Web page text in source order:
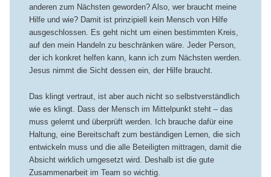
anderen zum Nächsten geworden? Also, wer braucht meine
Hilfe und wie? Damit ist prinzipiell kein Mensch von Hilfe
ausgeschlossen. Es geht nicht um einen bestimmten Kreis,
auf den mein Handeln zu beschränken wäre. Jeder Person,
der ich konkret helfen kann, kann ich zum Nächsten werden.
Jesus nimmt die Sicht dessen ein, der Hilfe braucht.
Das klingt vertraut, ist aber auch nicht so selbstverständlich
wie es klingt. Dass der Mensch im Mittelpunkt steht – das
muss gelernt und überprüft werden. Ich brauche dafür eine
Haltung, eine Bereitschaft zum beständigen Lernen, die sich
entwickeln muss und die alle Beteiligten mittragen, damit die
Absicht wirklich umgesetzt wird. Deshalb ist die gute
Zusammenarbeit im Team so wichtig.